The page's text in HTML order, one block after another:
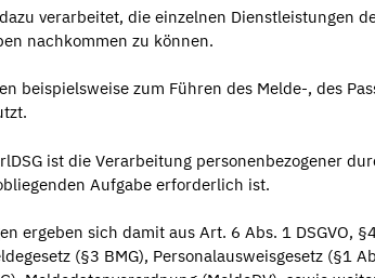
verarbeitet, die einzelnen Dienstleistungen
nachkommen zu können.
beispielsweise zum Führen des Melde-, des
ist die Verarbeitung personenbezogener
Aufgabe erforderlich ist.
ergeben sich damit aus Art. 6 Abs. 1 DSGVO,
(§3 BMG), Personalausweisgesetz (§1